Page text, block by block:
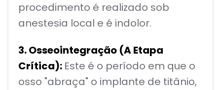
procedimento é realizado sob
anestesia local e é indolor.
3. Osseointegração (A Etapa
Crítica): Este é o período em que o
osso "abraça" o implante de titânio,